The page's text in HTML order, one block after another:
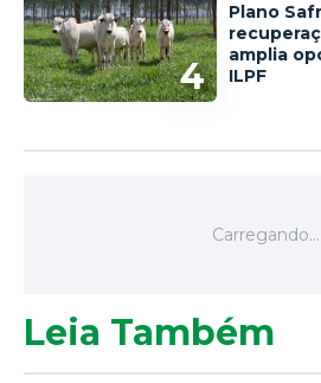
4
Plano
amplia
ILPF
Leia Também